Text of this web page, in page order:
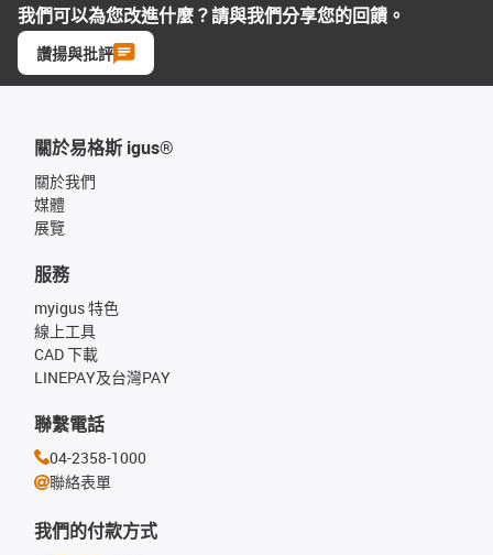
我們可以為您改進什麼？請與我們分享您的回饋。
讚揚與批評
關於易格斯 igus®
關於我們
媒體
展覽
我們的付款方式
服務
myigus 特色
線上工具
CAD 下載
LINEPAY及台灣PAY
聯繫電話
04-2358-1000
聯絡表單